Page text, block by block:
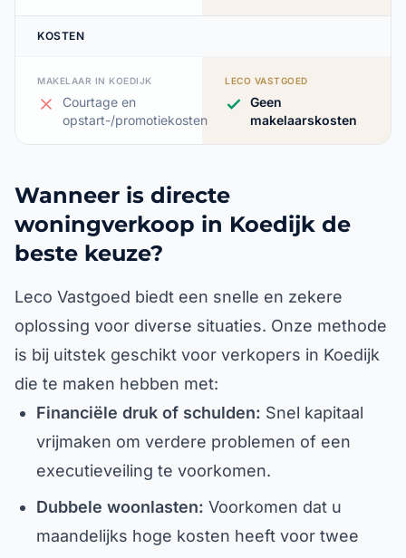
KOSTEN
MAKELAAR IN KOEDIJK
Courtage en
opstart-/promotiekosten
LECO VASTGOED
Geen
makelaarskosten
Wanneer is directe
woningverkoop in Koedijk de
beste keuze?
Leco Vastgoed biedt een snelle en zekere
oplossing voor diverse situaties. Onze methode
is bij uitstek geschikt voor verkopers in Koedijk
die te maken hebben met:
Financiële druk of schulden: Snel kapitaal
vrijmaken om verdere problemen of een
executieveiling te voorkomen.
Dubbele woonlasten: Voorkomen dat u
maandelijks hoge kosten heeft voor twee